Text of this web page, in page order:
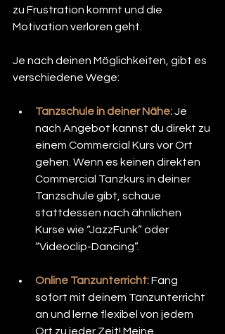
zu Frustration kommt und die
Motivation verloren geht.
Je nach deinen Möglichkeiten, gibt es
verschiedene Wege:
Tanzschule in deiner Nähe: Je
nach Angebot kannst du direkt zu
einem Commercial Kurs vor Ort
gehen. Wenn es keinen direkten
Commercial Tanzkurs in deiner
Tanzschule gibt, schaue
stattdessen nach ähnlichen
Kurse wie “JazzFunk” oder
“Videoclip-Dancing”.
Online Tanzunterricht: Fang
sofort mit deinem Tanzunterricht
an und lerne flexibel von jedem
Ort zu jeder Zeit! Meine